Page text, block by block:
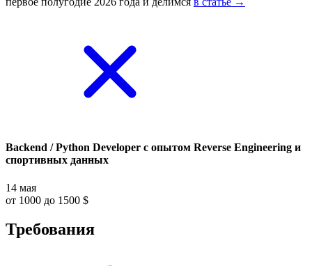
Backend / Python Developer с опытом Reverse Engineering и
спортивных данных
14 мая
от 1000 до 1500 $
Требования